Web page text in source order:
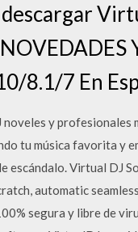
8.1/7 En
y
tu música favorita y
escándalo. Virtual
automatic
segura y libre de